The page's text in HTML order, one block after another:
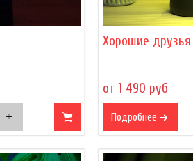
Хорошие друзья
от 1 490 руб
Подробнее